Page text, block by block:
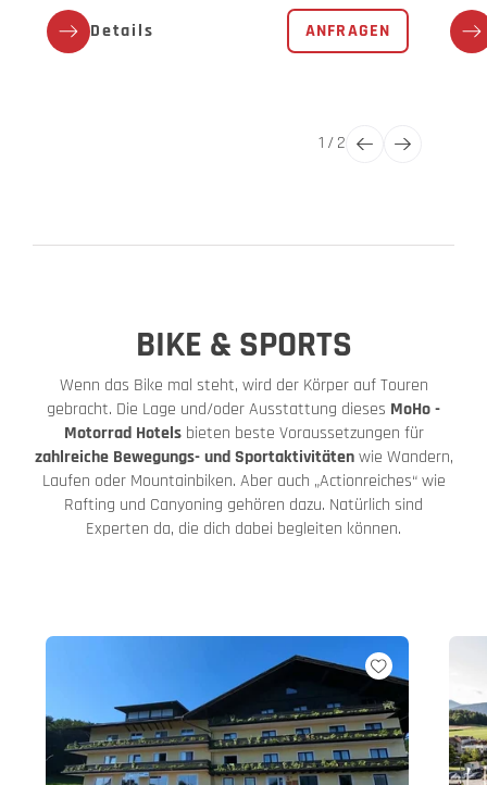
Details ANFRAGEN
1 /2
BIKE & SPORTS
Wenn das Bike mal steht, wird der Körper auf Touren
gebracht. Die Lage und/oder Ausstattung dieses MoHo -
Motorrad Hotelsbieten beste Voraussetzungen für
zahlreiche Bewegungs- und Sportaktivitätenwie Wandern,
Laufen oder Mountainbiken. Aber auch „Actionreiches“ wie
Rafting und Canyoning gehören dazu. Natürlich sind
Experten da, die dich dabei begleiten können.